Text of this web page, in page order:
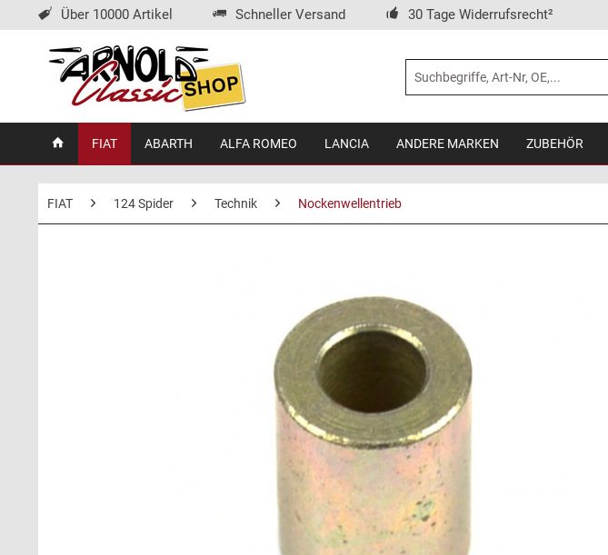
Über 10000 Artikel Schneller Versand 30 Tage Widerrufsrecht²
FIAT ABARTH ALFA ROMEO LANCIA ANDERE MARKEN ZUBEHÖR
FIAT 124 Spider Technik Nockenwellentrieb